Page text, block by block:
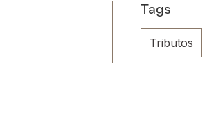
Tags
Tributos